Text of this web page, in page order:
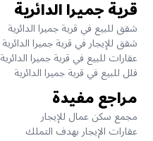
قرية جميرا الدائرية
شقق للبيع في قرية جميرا الدائرية
شقق للإيجار في قرية جميرا الدائرية
عقارات للبيع في قرية جميرا الدائرية
فلل للبيع في قرية جميرا الدائرية
مراجع مفيدة
مجمع سكن عمال للإيجار
عقارات الإيجار بهدف التملك